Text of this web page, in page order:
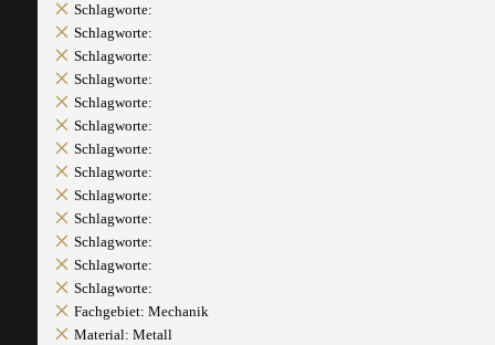
Schlagworte:
Schlagworte:
Schlagworte:
Schlagworte:
Schlagworte:
Schlagworte:
Schlagworte:
Schlagworte:
Schlagworte:
Schlagworte:
Schlagworte:
Schlagworte:
Schlagworte:
Fachgebiet: Mechanik
Material: Metall